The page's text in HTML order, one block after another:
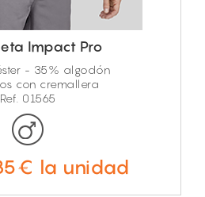
Impact Pro
- 35% algodón
con cremallera
Ref. 01565
la unidad